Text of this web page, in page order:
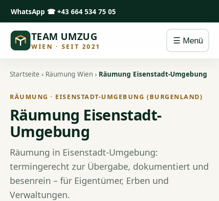
WhatsApp ☎ +43 664 534 75 05
TEAM UMZUG
WIEN · SEIT 2021
☰ Menü
Startseite › Räumung Wien › Räumung Eisenstadt-Umgebung
RÄUMUNG · EISENSTADT-UMGEBUNG (BURGENLAND)
Räumung Eisenstadt-
Umgebung
Räumung in Eisenstadt-Umgebung:
termingerecht zur Übergabe, dokumentiert und
besenrein – für Eigentümer, Erben und
Verwaltungen.